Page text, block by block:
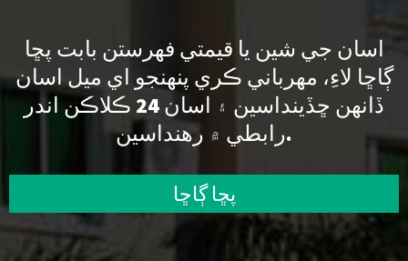
اسان جي شين يا قيمتي فهرستن بابت پڇا
ڳاڇا لاءِ، مهرباني ڪري پنهنجو اي ميل اسان
ڏانهن ڇڏينداسين ۽ اسان 24 ڪلاڪن اندر
رابطي ۾ رهنداسين.
پڇا ڳاڇا